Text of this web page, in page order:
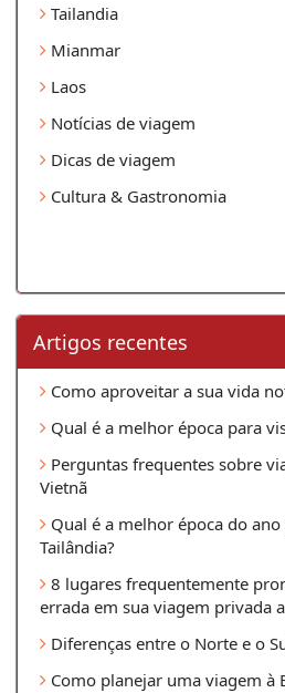
Tailandia
Mianmar
Laos
Notícias de viagem
Dicas de viagem
Cultura & Gastronomia
Artigos recentes
Como aproveitar a sua vida
Qual é a melhor época para
Perguntas frequentes sobre
Vietnã
Qual é a melhor época do
Tailândia?
8 lugares frequentemente
errada em sua viagem privada
Diferenças entre o Norte e o
Como planejar uma viagem à